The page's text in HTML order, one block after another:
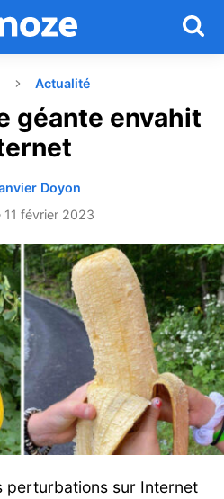
Actualité
géante envahit
Doyon
11 février 2023
perturbations sur Internet